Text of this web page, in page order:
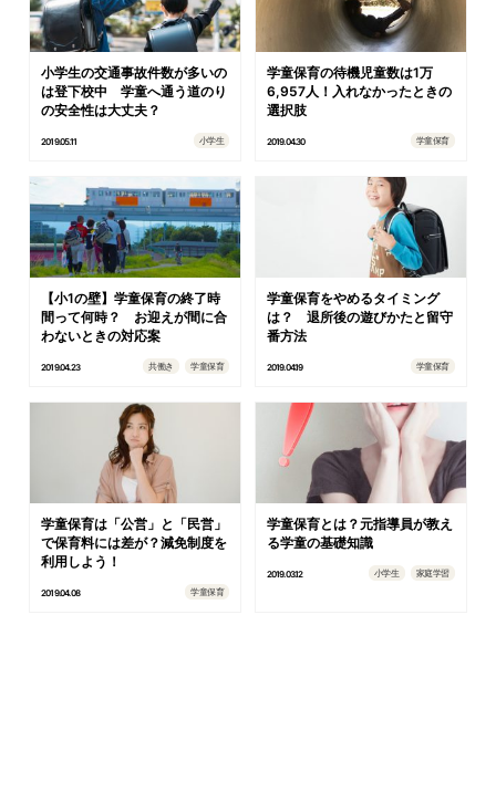
小学生の交通事故件数が多いの
は登下校中 学童へ通う道のり
の安全性は大丈夫？
2019.05.11 小学生
学童保育の待機児童数は1万
6,957人！入れなかったときの
選択肢
2019.04.30 学童保育
【小1の壁】学童保育の終了時
間って何時？ お迎えが間に合
わないときの対応案
2019.04.23 共働き 学童保育
学童保育をやめるタイミング
は？ 退所後の遊びかたと留守
番方法
2019.04.19 学童保育
学童保育は「公営」と「民営」
で保育料には差が？減免制度を
利用しよう！
2019.04.08 学童保育
学童保育とは？元指導員が教え
る学童の基礎知識
2019.03.12 小学生 家庭学習